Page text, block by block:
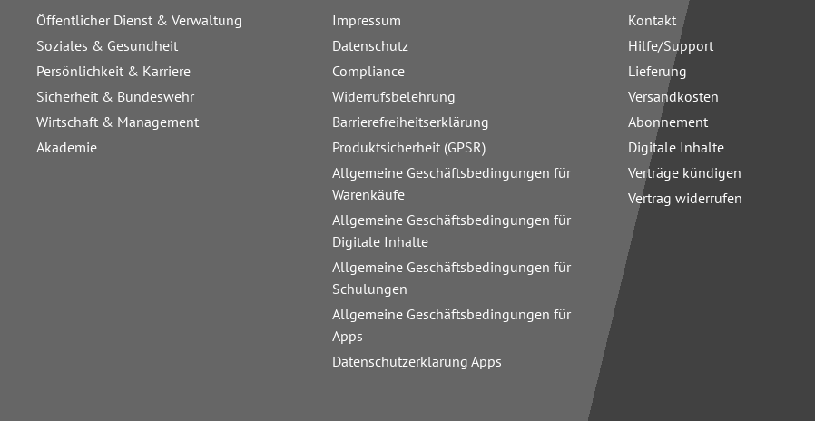
Öffentlicher Dienst & Verwaltung
Soziales & Gesundheit
Persönlichkeit & Karriere
Sicherheit & Bundeswehr
Wirtschaft & Management
Akademie
Impressum
Datenschutz
Compliance
Widerrufsbelehrung
Barrierefreiheitserklärung
Produktsicherheit (GPSR)
Allgemeine Geschäftsbedingungen für
Warenkäufe
Allgemeine Geschäftsbedingungen für
Digitale Inhalte
Allgemeine Geschäftsbedingungen für
Schulungen
Allgemeine Geschäftsbedingungen für
Apps
Datenschutzerklärung Apps
Kontakt
Hilfe/Support
Lieferung
Versandkosten
Abonnement
Digitale Inhalte
Verträge kündigen
Vertrag widerrufen